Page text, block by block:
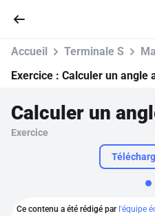
Accueil
Accueil Terminale S
Exercice : Calculer un angle
Exercice
Ce contenu a été rédigé par l'équipe